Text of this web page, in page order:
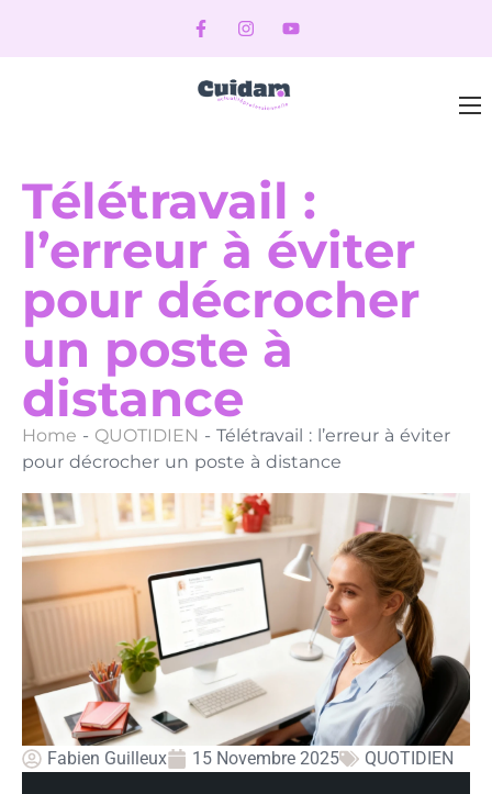
Télétravail :
l’erreur à éviter
pour décrocher
un poste à
distance
Home - QUOTIDIEN - Télétravail : l’erreur à éviter
pour décrocher un poste à distance
Fabien Guilleux 15 Novembre 2025 QUOTIDIEN